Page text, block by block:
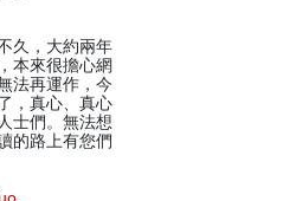
久，大約兩年
本來很擔心網
法再運作，今
，真心、真心
士們。無法想
的路上有您們